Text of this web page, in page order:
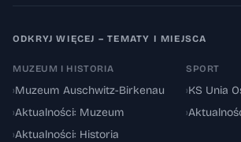
ODKRYJ WIĘCEJ – TEMATY I MIEJSCA
MUZEUM I HISTORIA
›Muzeum Auschwitz-Birkenau
›Aktualności: Muzeum
›Aktualności: Historia
SPORT
›KS Unia
›